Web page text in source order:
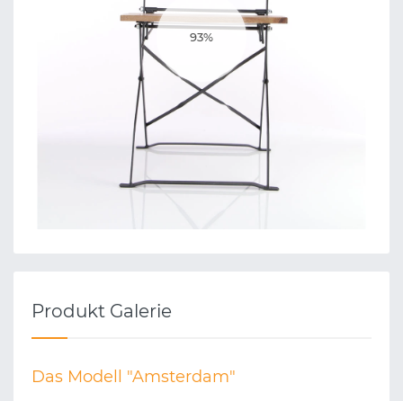
Produkt Galerie
Das Modell "Amsterdam"